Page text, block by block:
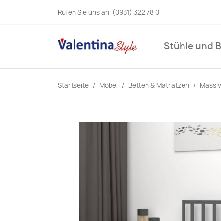
Rufen Sie uns an: (0931) 322 78 0
Stühle und
Startseite Möbel Betten & Matratzen